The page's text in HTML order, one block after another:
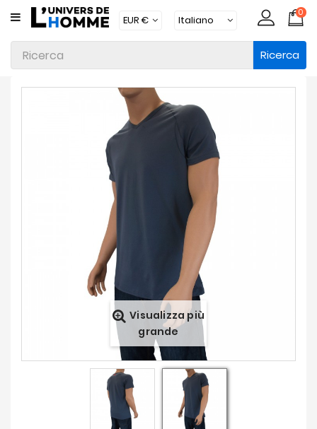
CATEGORIA
Intimo
Abbigliamento
0
Ricerca
Visualizza più
grande